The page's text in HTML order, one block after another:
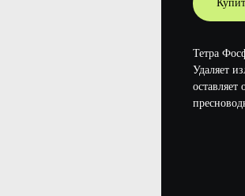
Тетра
Удаляет